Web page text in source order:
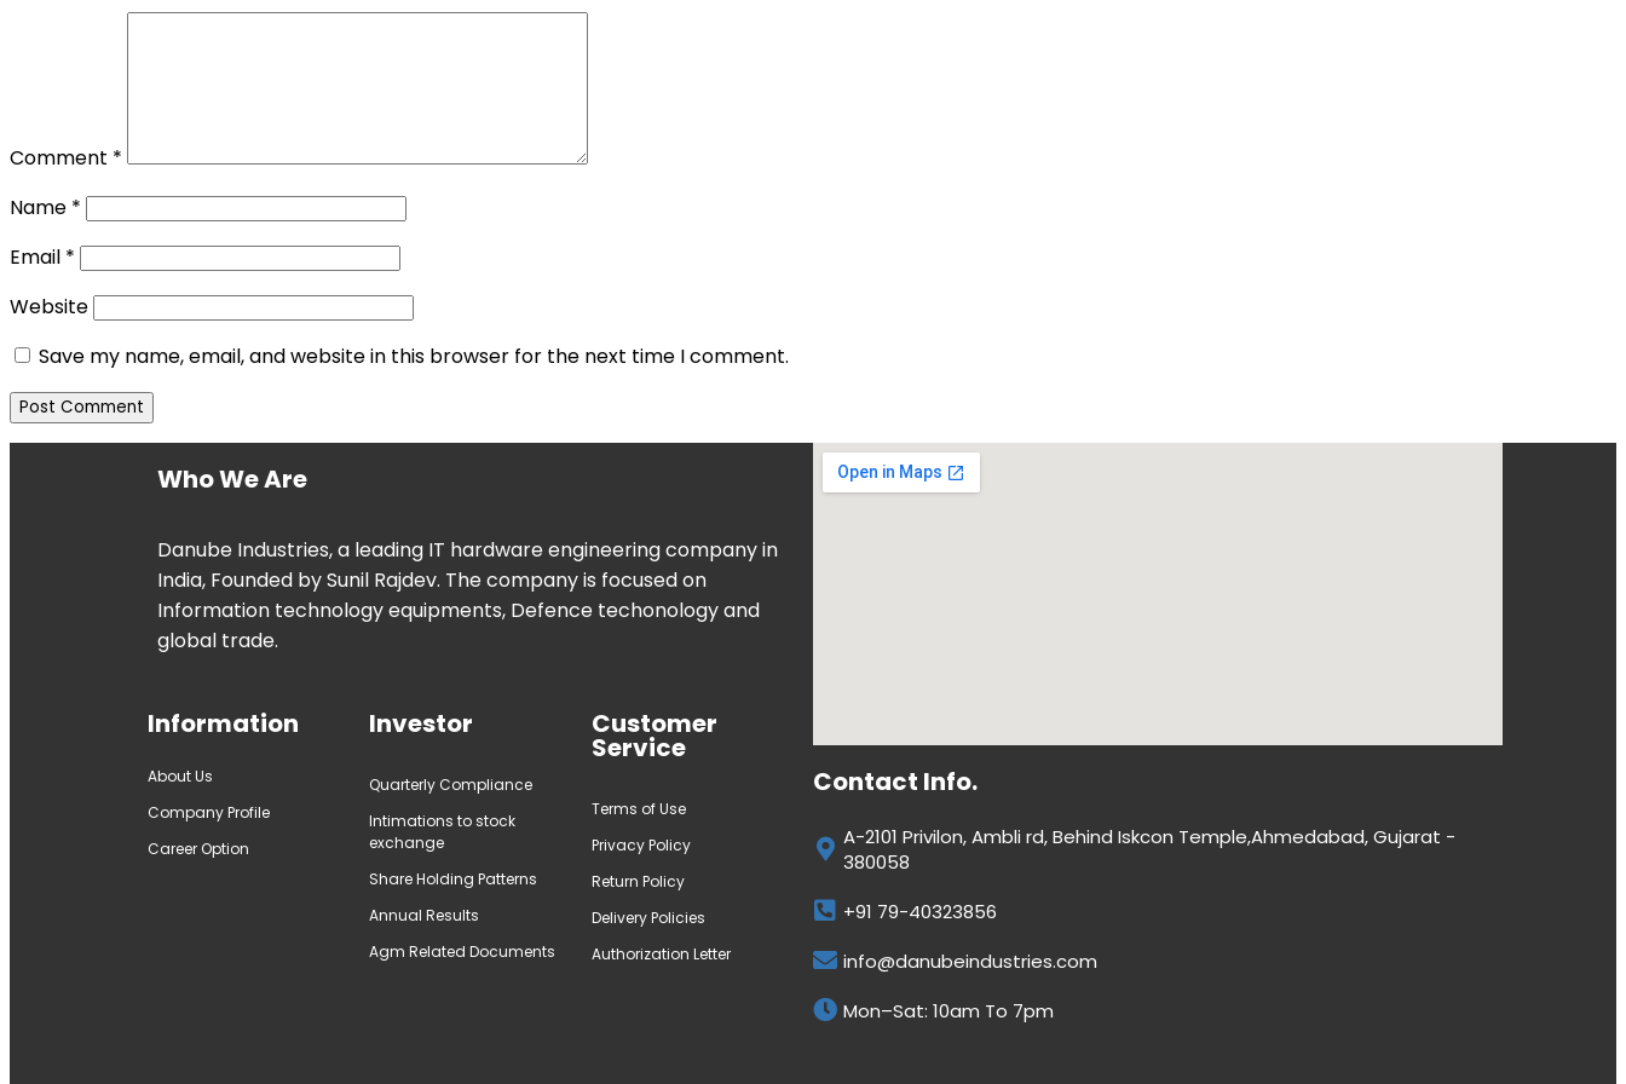
Comment *
Name *
Email *
Website
Save my name, email, and website in this browser for the next time I comment.
Who We Are
Danube Industries, a leading IT hardware engineering company in
India, Founded by Sunil Rajdev. The company is focused on
Information technology equipments, Defence techonology and
global trade.
Information
About Us
Company Profile
Career Option
Investor
Quarterly Compliance
Intimations to stock
exchange
Share Holding Patterns
Annual Results
Agm Related Documents
Customer
Service
Terms of Use
Privacy Policy
Return Policy
Delivery Policies
Authorization Letter
Contact Info.
A-2101 Privilon, Ambli rd, Behind Iskcon Temple,Ahmedabad, Gujarat -
380058
+91 79-40323856
info@danubeindustries.com
Mon–Sat: 10am To 7pm